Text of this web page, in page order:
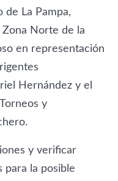
La Pampa,
Norte de la
en representación
Hernández y el
y
y verificar
para la posible